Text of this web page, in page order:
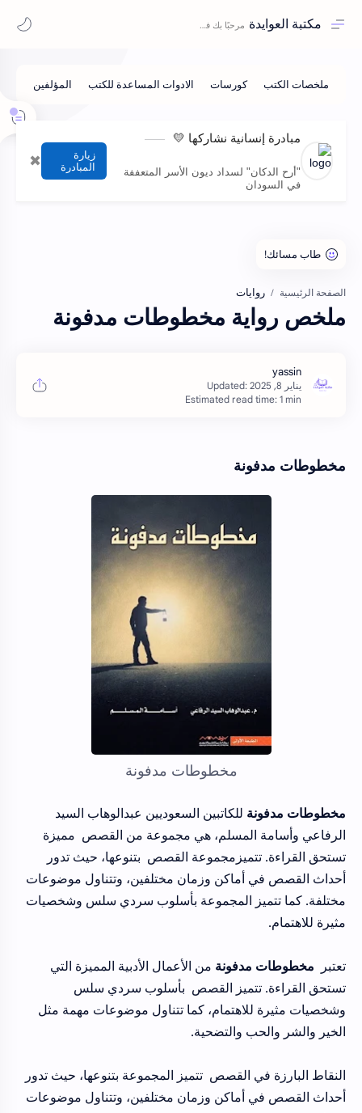
مكتبة العوايدة
مبادرة إنسانية نشاركها 💛
"أرح الدكان" لسداد ديون الأسر المتعففة
في السودان
زيارة
المبادرة
✖
الصفحة الرئيسية روايات
ملخص رواية مخطوطات مدفونة
Estimated read time: 1 min
مخطوطات مدفونة
مخطوطات مدفونة
مخطوطات مدفونة للكاتبين السعوديين عبدالوهاب السيد
الرفاعي وأسامة المسلم، هي مجموعة من القصص مميزة
تستحق القراءة. تتميزمجموعة القصص بتنوعها، حيث تدور
أحداث القصص في أماكن وزمان مختلفين، وتتناول موضوعات
مختلفة. كما تتميز المجموعة بأسلوب سردي سلس وشخصيات
مثيرة للاهتمام.
تعتبر مخطوطات مدفونة من الأعمال الأدبية المميزة التي
تستحق القراءة. تتميز القصص بأسلوب سردي سلس
وشخصيات مثيرة للاهتمام، كما تتناول موضوعات مهمة مثل
الخير والشر والحب والتضحية.
النقاط البارزة في القصص تتميز المجموعة بتنوعها، حيث تدور
أحداث القصص في أماكن وزمان مختلفين، وتتناول موضوعات